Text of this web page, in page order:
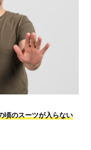
頃のスーツが入らない